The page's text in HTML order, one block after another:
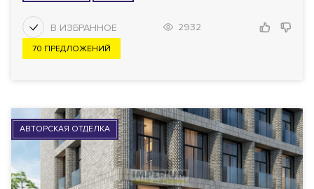
2932
70 ПРЕДЛОЖЕНИЙ
АВТОРСКАЯ ОТДЕЛКА